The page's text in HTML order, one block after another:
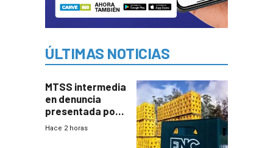
ÚLTIMAS NOTICIAS
MTSS intermedia
en denuncia
presentada por
FNC contra
Hace 2 horas